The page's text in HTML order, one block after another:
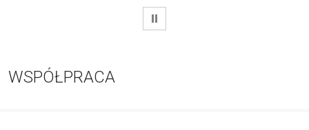
WSTRZYMAJ
WSPÓŁPRACA